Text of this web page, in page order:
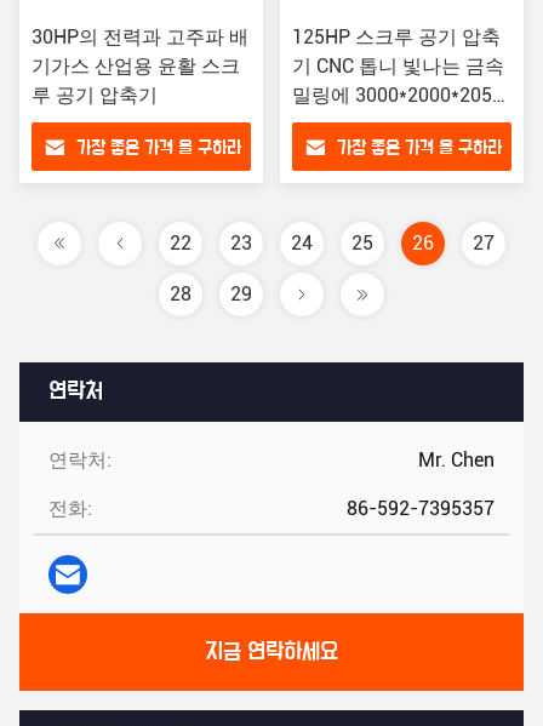
연락처
연락처: Mr. Chen
전화: 86-592-7395357
지금 연락하세요
30HP의 전력과 고주파 배
기가스 산업용 윤활 스크
루 공기 압축기
가장 좋은 가격 을 구하라
125HP 스크루 공기 압축
기 CNC 톱니 빛나는 금속
밀링에 3000*2000*2050
크기
가장 좋은 가격 을 구하라
22 23 24 25 26 27
28 29